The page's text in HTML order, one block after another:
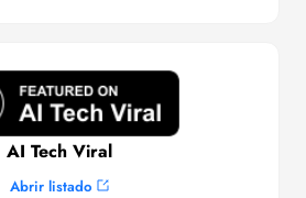
AI Tech Viral
Abrir listado